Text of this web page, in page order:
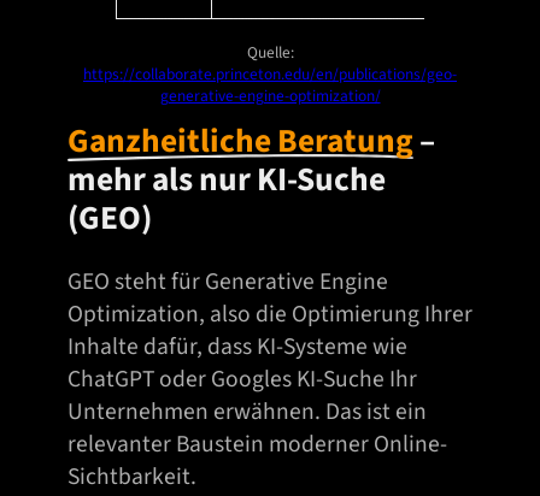
Quelle:
https://collaborate.princeton.edu/en/publications/geo-
generative-engine-optimization/
Ganzheitliche Beratung–
mehr als nur KI-Suche
(GEO)
GEO steht für Generative Engine
Optimization, also die Optimierung Ihrer
Inhalte dafür, dass KI-Systeme wie
ChatGPT oder Googles KI-Suche Ihr
Unternehmen erwähnen. Das ist ein
relevanter Baustein moderner Online-
Sichtbarkeit.